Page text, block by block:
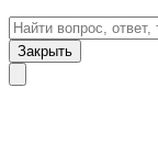
Закрыть